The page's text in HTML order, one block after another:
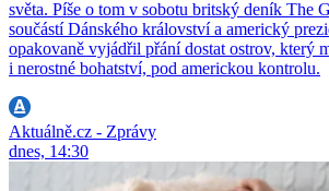
světa. Píše o tom v sobotu britský deník The
součástí Dánského království a americký
opakovaně vyjádřil přání dostat ostrov, který
i nerostné bohatství, pod americkou kontrolu.
Aktuálně.cz - Zprávy
dnes, 14:30